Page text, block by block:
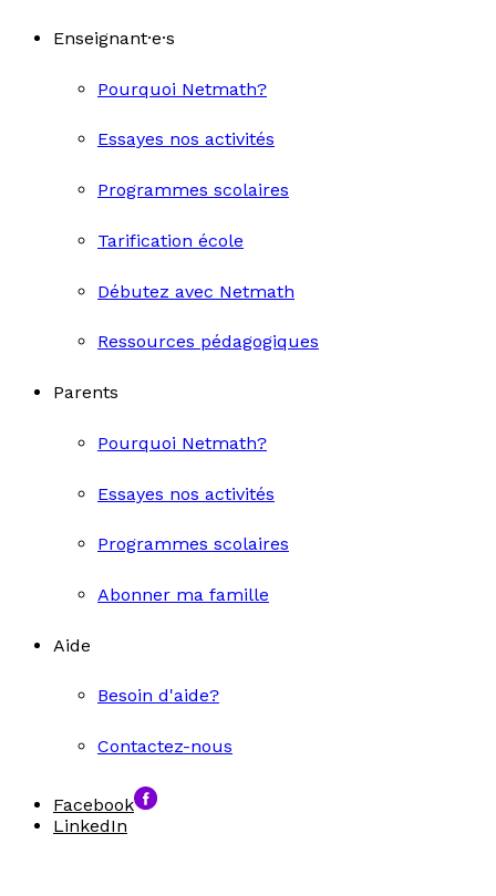
Enseignant·e·s
Pourquoi Netmath?
Essayes nos activités
Programmes scolaires
Tarification école
Débutez avec Netmath
Ressources pédagogiques
Parents
Pourquoi Netmath?
Essayes nos activités
Programmes scolaires
Abonner ma famille
Aide
Besoin d'aide?
Contactez-nous
Facebook
LinkedIn